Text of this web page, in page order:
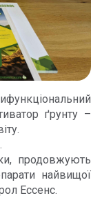
ґрунту –
продовжують
найвищої
Ессенс.